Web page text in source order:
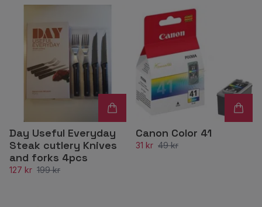
Day Useful Everyday
Steak cutlery Knives
and forks 4pcs
127 kr 199 kr
Canon Color 41
31 kr 49 kr